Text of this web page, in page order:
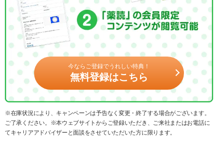
今ならご登録でうれしい特典！
無料登録はこちら
※在庫状況により、キャンペーンは予告なく変更・終了する場合がございます。
ご了承ください。※本ウェブサイトからご登録いただき、ご来社またはお電話に
てキャリアアドバイザーと面談をさせていただいた方に限ります。